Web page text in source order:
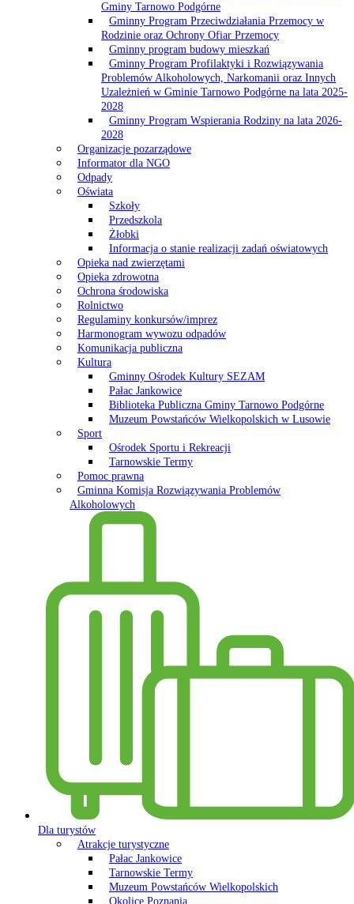
Gminy Tarnowo Podgórne
Gminny Program Przeciwdziałania Przemocy w
Rodzinie oraz Ochrony Ofiar Przemocy
Gminny program budowy mieszkań
Gminny Program Profilaktyki i Rozwiązywania
Problemów Alkoholowych, Narkomanii oraz Innych
Uzależnień w Gminie Tarnowo Podgórne na lata 2025-
2028
Gminny Program Wspierania Rodziny na lata 2026-
2028
Organizacje pozarządowe
Informator dla NGO
Odpady
Oświata
Szkoły
Przedszkola
Żłobki
Informacja o stanie realizacji zadań oświatowych
Opieka nad zwierzętami
Opieka zdrowotna
Ochrona środowiska
Rolnictwo
Regulaminy konkursów/imprez
Harmonogram wywozu odpadów
Komunikacja publiczna
Kultura
Gminny Ośrodek Kultury SEZAM
Pałac Jankowice
Biblioteka Publiczna Gminy Tarnowo Podgórne
Muzeum Powstańców Wielkopolskich w Lusowie
Sport
Ośrodek Sportu i Rekreacji
Tarnowskie Termy
Pomoc prawna
Gminna Komisja Rozwiązywania Problemów
Alkoholowych
Dla turystów
Atrakcje turystyczne
Pałac Jankowice
Tarnowskie Termy
Muzeum Powstańców Wielkopolskich
Okolice Poznania